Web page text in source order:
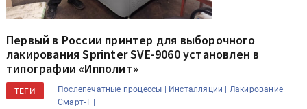
Первый в России принтер для выборочного
лакирования Sprinter SVE-9060 установлен в
типографии «Ипполит»
ТЕГИ Послепечатные процессы | Инсталляции | Лакирование |
Смарт-Т |